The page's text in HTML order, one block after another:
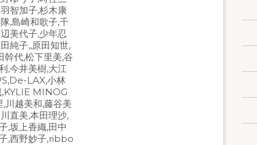
智加子,杉木康
,島崎和歌子,千
美代子,少年忍
純子,,原田知世,
幹代,松下里美,谷
,今井美樹,大江
LAX,小林
MINOG
越美和,藤谷美
直美,本田理沙,
,坂上香織,田中
,西野妙子,ribbo